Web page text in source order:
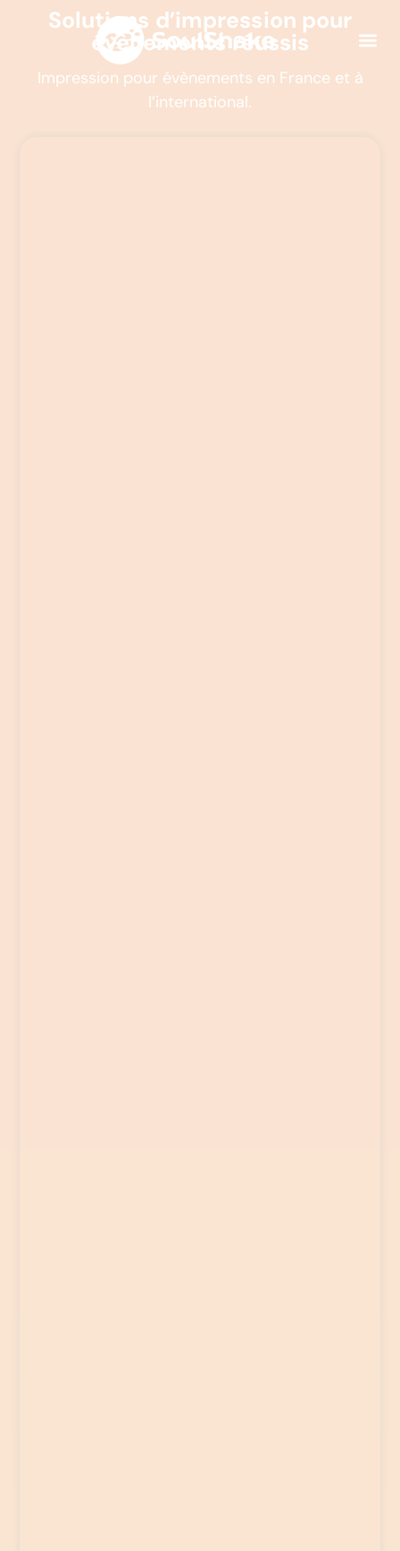
Solutions d’impression pour
évènements réussis
Impression pour évènements en France et à
l’international.